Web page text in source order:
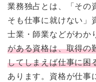
業務独占とは、「その
そも仕事に就けない」
士業・師業などがわか
がある資格は、取得の
してしまえば仕事に困
あります。資格が仕事